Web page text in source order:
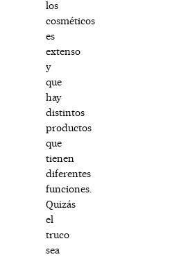
los
cosméticos
es
extenso
y
que
hay
distintos
productos
que
tienen
diferentes
funciones.
Quizás
el
truco
sea